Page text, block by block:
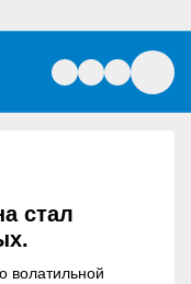
стал
волатильной